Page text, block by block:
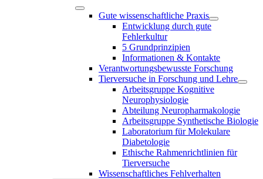
Gute wissenschaftliche Praxis
Entwicklung durch gute
Fehlerkultur
5 Grundprinzipien
Informationen & Kontakte
Verantwortungsbewusste Forschung
Tierversuche in Forschung und Lehre
Arbeitsgruppe Kognitive
Neurophysiologie
Abteilung Neuropharmakologie
Arbeitsgruppe Synthetische Biologie
Laboratorium für Molekulare
Diabetologie
Ethische Rahmenrichtlinien für
Tierversuche
Wissenschaftliches Fehlverhalten